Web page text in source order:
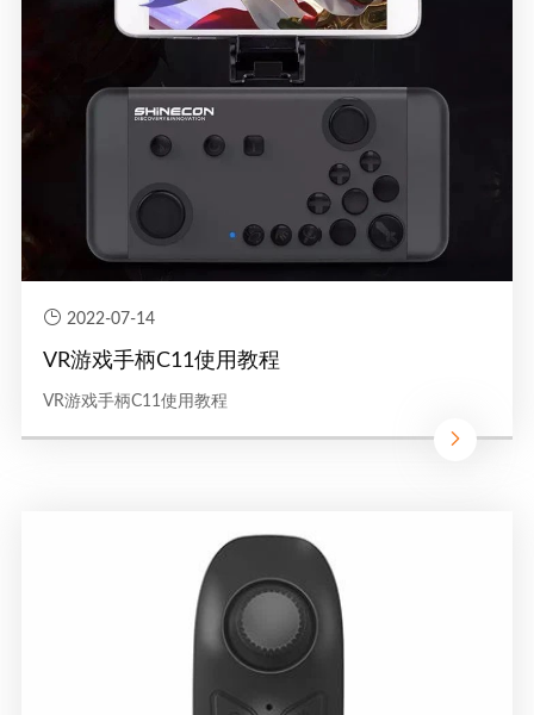
2022-07-14
VR游戏手柄C11使用教程
VR游戏手柄C11使用教程